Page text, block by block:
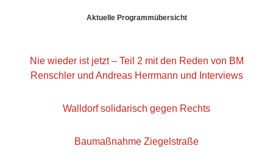
Aktuelle Programmübersicht
Nie wieder ist jetzt – Teil 2 mit den Reden von BM
Renschler und Andreas Herrmann und Interviews
Walldorf solidarisch gegen Rechts
Baumaßnahme Ziegelstraße